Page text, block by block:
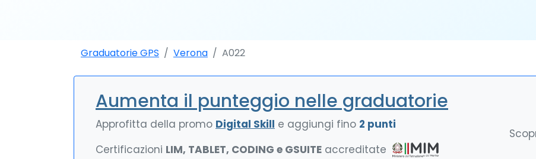
Graduatorie GPS Verona A022
Aumenta il punteggio nelle graduatorie
Approfitta della promo Digital Skill e aggiungi fino 2 punti
Certificazioni LIM, TABLET, CODING e GSUITE accreditate